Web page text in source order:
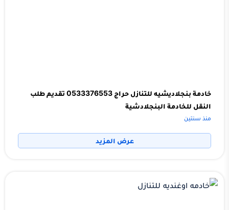
خادمة بنجلاديشيه للتنازل حراج 0533376553 تقديم طلب
النقل للخادمة البنجلادشية
منذ سنتين
عرض المزيد